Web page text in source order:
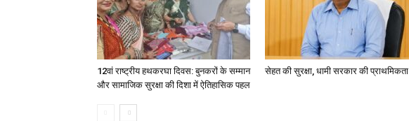
12वां राष्ट्रीय हथकरघा दिवस: बुनकरों के सम्मान
और सामाजिक सुरक्षा की दिशा में ऐतिहासिक पहल
सेहत की सुरक्षा, धामी सरकार की प्राथमिकता